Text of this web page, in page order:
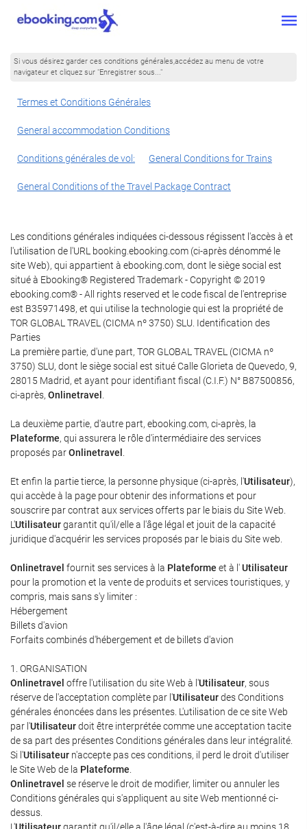
Si vous désirez garder ces conditions générales,accédez au menu de votre
navigateur et cliquez sur "Enregistrer sous..."
Termes et Conditions Générales
General accommodation Conditions
Conditions générales de vol: General Conditions for Trains
General Conditions of the Travel Package Contract
Les conditions générales indiquées ci-dessous régissent l'accès à et
l'utilisation de l'URL booking.ebooking.com (ci-après dénommé le
site Web), qui appartient à ebooking.com, dont le siège social est
situé à Ebooking® Registered Trademark - Copyright © 2019
ebooking.com® - All rights reserved et le code fiscal de l'entreprise
est B35971498, et qui utilise la technologie qui est la propriété de
TOR GLOBAL TRAVEL (CICMA nº 3750) SLU. Identification des
Parties
La première partie, d'une part, TOR GLOBAL TRAVEL (CICMA nº
3750) SLU, dont le siège social est situé Calle Glorieta de Quevedo, 9,
28015 Madrid, et ayant pour identifiant fiscal (C.I.F.) N° B87500856,
ci-après, Onlinetravel
La deuxième partie, d'autre part, ebooking.com, ci-après, la
Plateforme, qui assurera le rôle d'intermédiaire des services
proposés parOnlinetravel
Et enfin la partie tierce, la personne physique (ci-après, l'Utilisateur),
qui accède à la page pour obtenir des informations et pour
souscrire par contrat aux services offerts par le biais du Site Web.
L'Utilisateurgarantit qu'il/elle a l'âge légal et jouit de la capacité
juridique d'acquérir les services proposés par le biais du Site web.
Onlinetravel fournit ses services à la Plateforme et à l'Utilisateur
pour la promotion et la vente de produits et services touristiques, y
compris, mais sans s'y limiter :
Hébergement
Billets d'avion
Forfaits combinés d'hébergement et de billets d'avion
1. ORGANISATION
Onlinetravel offre l'utilisation du site Web à l'Utilisateur, sous
réserve de l'acceptation complète par l'Utilisateurdes Conditions
générales énoncées dans les présentes. L'utilisation de ce site Web
par l'Utilisateurdoit être interprétée comme une acceptation tacite
de sa part des présentes Conditions générales dans leur intégralité.
Si l'Utilisateur n'accepte pas ces conditions, il perd le droit d'utiliser
le Site Web de la Plateforme
Onlinetravel se réserve le droit de modifier, limiter ou annuler les
Conditions générales qui s'appliquent au site Web mentionné ci-
dessus.